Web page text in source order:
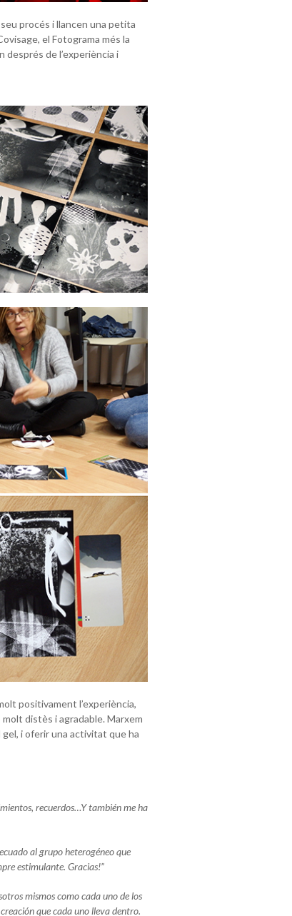
procés i llancen una petita
el Fotograma més la
després de l’experiència i
positivament l’experiència,
distès i agradable. Marxem
i oferir una activitat que ha
recuerdos…Y también me ha
al grupo heterogéneo que
estimulante. Gracias!”
mismos como cada uno de los
que cada uno lleva dentro.